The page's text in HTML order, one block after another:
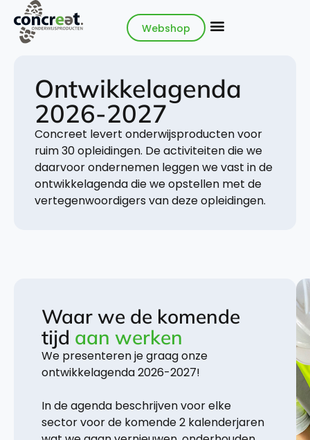
Webshop
Ontwikkelagenda
2026-2027
Concreet levert onderwijsproducten voor
ruim 30 opleidingen. De activiteiten die we
daarvoor ondernemen leggen we vast in de
ontwikkelagenda die we opstellen met de
vertegenwoordigers van deze opleidingen.
Waar we de komende
tijd aan werken
We presenteren je graag onze
ontwikkelagenda 2026-2027!
In de agenda beschrijven voor elke
sector voor de komende 2 kalenderjaren